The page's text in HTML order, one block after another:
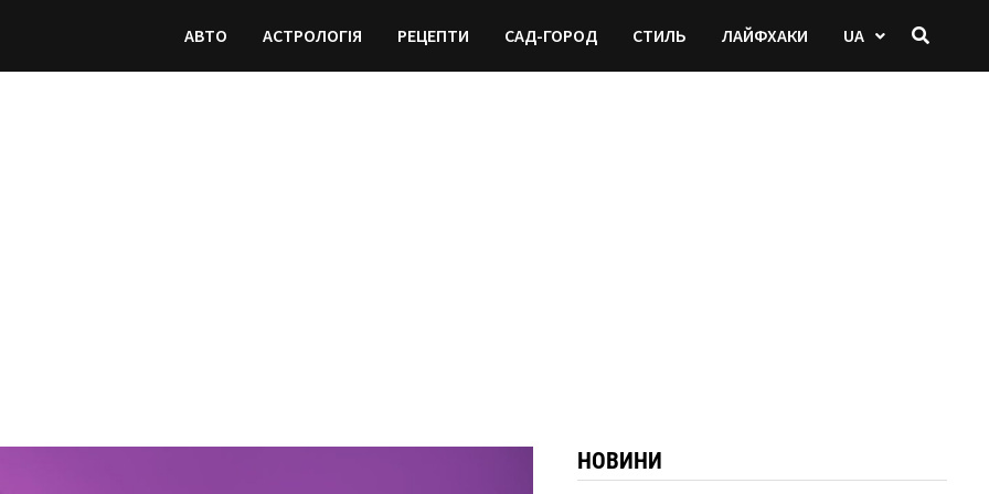
АВТО АСТРОЛОГІЯ РЕЦЕПТИ САД-ГОРОД СТИЛЬ ЛАЙФХАКИ UA
НОВИНИ